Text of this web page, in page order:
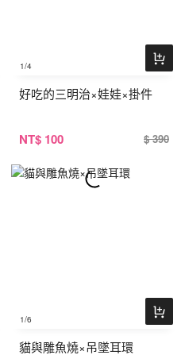
1/4
好吃的三明治×娃娃×掛件
NT$ 100 $ 390
1/6
貓與雕魚燒×吊墜耳環